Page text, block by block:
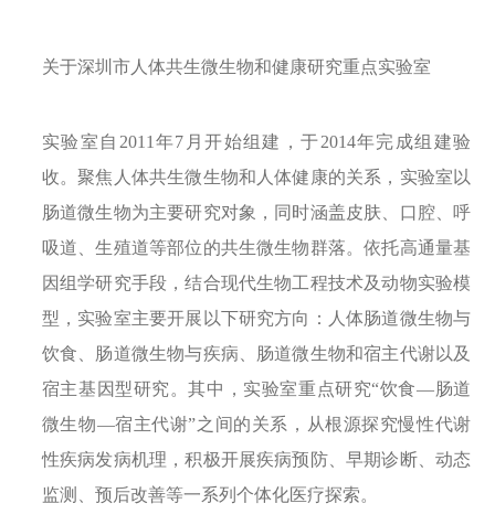
关于深圳市人体共生微生物和健康研究重点实验室
实验室自2011年7月开始组建，于2014年完成组建验
收。聚焦人体共生微生物和人体健康的关系，实验室以
肠道微生物为主要研究对象，同时涵盖皮肤、口腔、呼
吸道、生殖道等部位的共生微生物群落。依托高通量基
因组学研究手段，结合现代生物工程技术及动物实验模
型，实验室主要开展以下研究方向：人体肠道微生物与
饮食、肠道微生物与疾病、肠道微生物和宿主代谢以及
宿主基因型研究。其中，实验室重点研究“饮食—肠道
微生物—宿主代谢”之间的关系，从根源探究慢性代谢
性疾病发病机理，积极开展疾病预防、早期诊断、动态
监测、预后改善等一系列个体化医疗探索。